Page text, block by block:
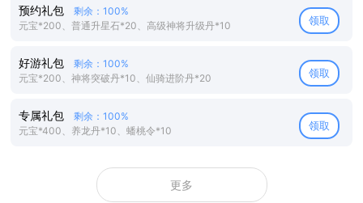
预约礼包
剩余：100%
元宝*200、普通升星石*20、高级神将升级丹*10
领取
好游礼包
剩余：100%
元宝*200、神将突破丹*10、仙骑进阶丹*20
领取
专属礼包
剩余：100%
元宝*400、养龙丹*10、蟠桃令*10
领取
更多